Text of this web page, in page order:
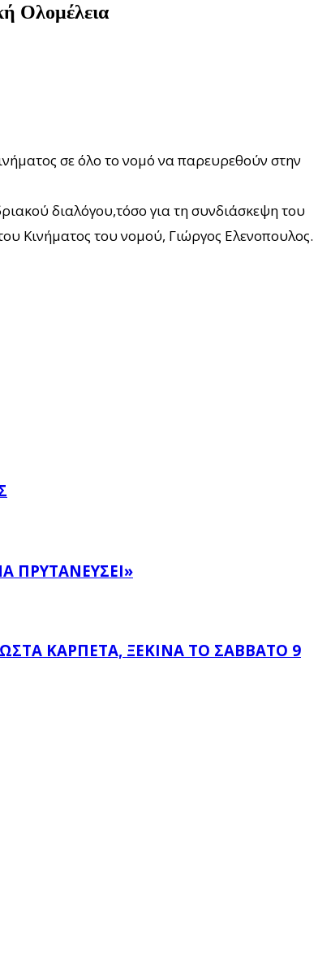
Ολομέλεια
σε όλο το νομό να παρευρεθούν στην
διαλόγου,τόσο για τη συνδιάσκεψη του
Κινήματος του νομού, Γιώργος Ελενοπουλος.
ΠΡΥΤΑΝΕΎΣΕΙ»
ΚΑΡΠΈΤΑ, ΞΕΚΙΝΆ ΤΟ ΣΆΒΒΑΤΟ 9